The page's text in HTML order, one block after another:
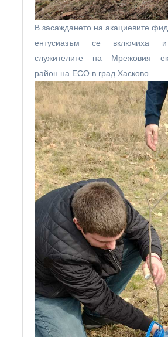
В засаждането на акациевите
ентусиазъм се включиха
служителите на Мрежовия
район на ЕСО в град Хасково.